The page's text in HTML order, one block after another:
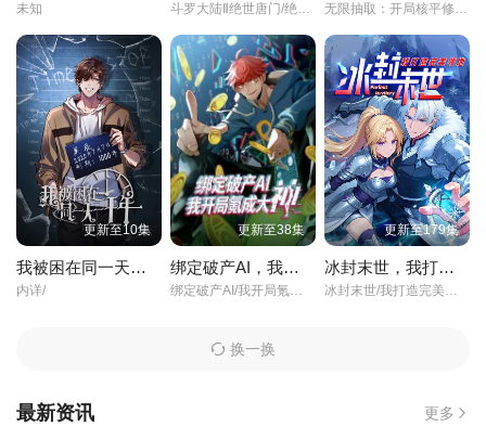
未知 斗罗大陆Ⅱ绝世唐门/绝世唐门动画版/斗罗大陆2/ 无限抽取：开局核平修仙世界/动态漫画/
更新至10集
我被困在同一天一千年动态漫画
内详/
更新至38集
绑定破产AI，我开局氪成大神动态漫画第一季
绑定破产AI/我开局氪成大神/动态漫画/第1季/
更新至179集
冰封末世，我打造完美领地动态漫画
换一换
最新资讯 更多